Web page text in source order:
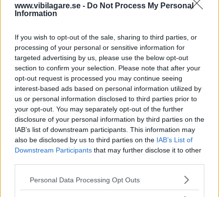
www.vibilagare.se - Do Not Process My Personal
Information
If you wish to opt-out of the sale, sharing to third parties, or
processing of your personal or sensitive information for
targeted advertising by us, please use the below opt-out
section to confirm your selection. Please note that after your
opt-out request is processed you may continue seeing
interest-based ads based on personal information utilized by
us or personal information disclosed to third parties prior to
your opt-out. You may separately opt-out of the further
disclosure of your personal information by third parties on the
IAB’s list of downstream participants. This information may
also be disclosed by us to third parties on the IAB’s List of
Downstream Participants that may further disclose it to other
Please note that this website/app uses one or more Google
Personal Data Processing Opt Outs
Kia utmanar i kombiklassen – blir omkörd
Nykomlingen fälls av en besvärande nackdel.
”God chans att bli ny favorit”
Utbudet av terrängdugliga kombibilar har krympt men fylls